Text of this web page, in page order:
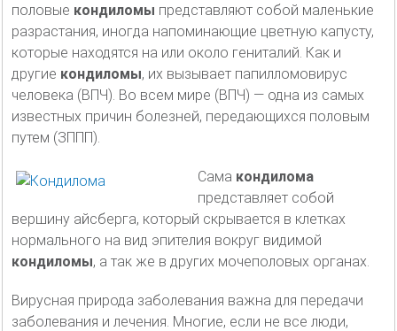
половые кондиломы представляют собой маленькие
разрастания, иногда напоминающие цветную капусту,
которые находятся на или около гениталий. Как и
другие кондиломы, их вызывает папилломовирус
человека (ВПЧ). Во всем мире (ВПЧ) — одна из самых
известных причин болезней, передающихся половым
путем (ЗППП).
Сама кондилома
представляет собой
вершину айсберга, который скрывается в клетках
нормального на вид эпителия вокруг видимой
кондиломы, а так же в других мочеполовых органах.
Вирусная природа заболевания важна для передачи
заболевания и лечения. Многие, если не все люди,